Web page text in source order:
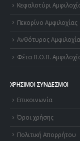
Κεφαλοτύρι
Πεκορίνο Αμφιλοχίας
Ανθότυρος
Φέτα Π.Ο.Π.
ΧΡΉΣΙΜΟΙ ΣΎΝΔΕΣΜΟΙ
Επικοινωνία
Όροι χρήσης
Πολιτική Απορρήτου